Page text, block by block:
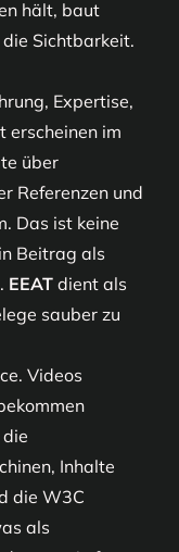
hält, baut
Sichtbarkeit.
Expertise,
im
über
Referenzen und
Das ist keine
Beitrag als
EEATdient als
sauber zu
Videos
Inhalte
die W3C
als